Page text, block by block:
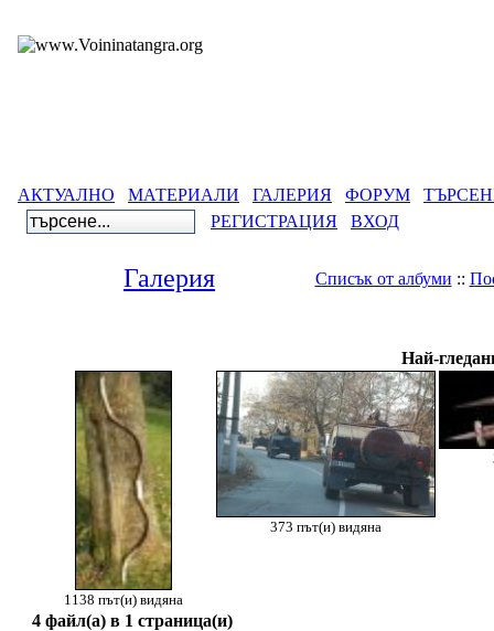
АКТУАЛНО МАТЕРИАЛИ ГАЛЕРИЯ ФОРУМ
РЕГИСТРАЦИЯ
ВХОД
Галерия Списък от албуми ::
Най-
1138 път(и) видяна
373 път(и) видяна
4 файл(а) в 1 страница(и)